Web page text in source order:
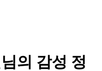
의 감성 정